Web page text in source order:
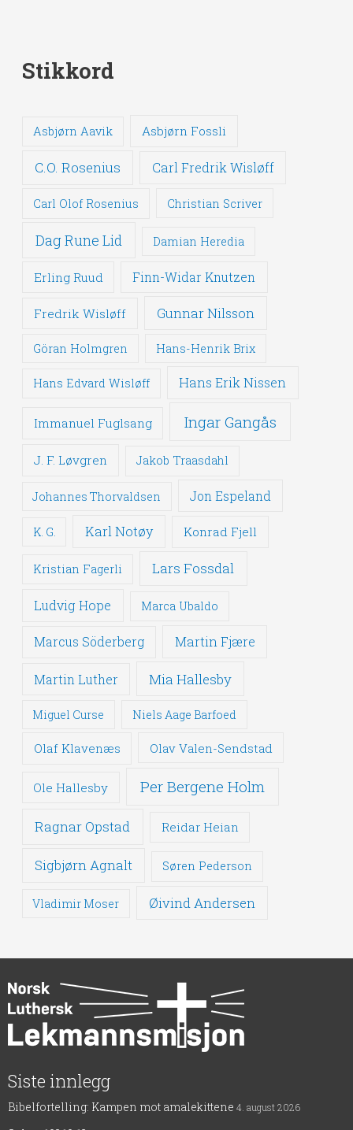
Stikkord
Asbjørn Aavik Asbjørn Fossli
C.O. Rosenius Carl Fredrik Wisløff
Carl Olof Rosenius Christian Scriver
Dag Rune Lid Damian Heredia
Erling Ruud Finn-Widar Knutzen
Fredrik Wisløff Gunnar Nilsson
Göran Holmgren Hans-Henrik Brix
Hans Edvard Wisløff Hans Erik Nissen
Immanuel Fuglsang Ingar Gangås
J. F. Løvgren Jakob Traasdahl
Johannes Thorvaldsen Jon Espeland
K. G. Karl Notøy Konrad Fjell
Kristian Fagerli Lars Fossdal
Ludvig Hope Marca Ubaldo
Marcus Söderberg Martin Fjære
Martin Luther Mia Hallesby
Miguel Curse Niels Aage Barfoed
Olaf Klavenæs Olav Valen-Sendstad
Ole Hallesby Per Bergene Holm
Ragnar Opstad Reidar Heian
Sigbjørn Agnalt Søren Pederson
Vladimir Moser Øivind Andersen
Siste innlegg
Bibelfortelling: Kampen mot amalekittene 4. august 2026